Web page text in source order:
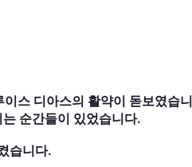
스 디아스의 활약이 돋보였습니
순간들이 있었습니다.
습니다.